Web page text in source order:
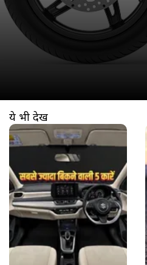
खुल रहा है
ये भी देखें